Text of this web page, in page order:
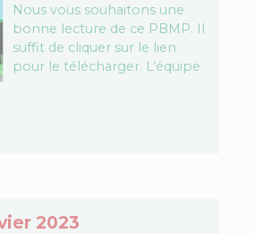
Nous vous souhaitons une
bonne lecture de ce PBMP. Il
suffit de cliquer sur le lien
pour le télécharger. L’équipe
2023